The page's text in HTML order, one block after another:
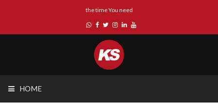
the time You need
HOME